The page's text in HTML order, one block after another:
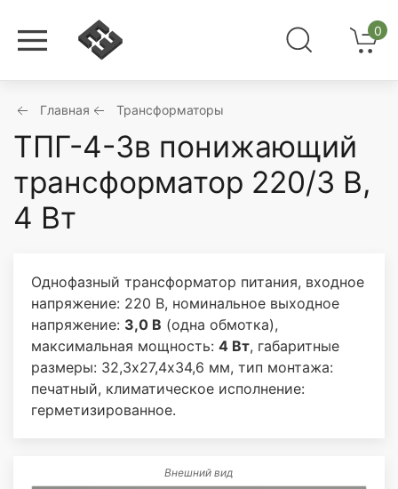
0
Главная Трансформаторы
ТПГ-4-3в понижающий
трансформатор 220/3 В,
4 Вт
Однофазный трансформатор питания, входное
напряжение: 220 В, номинальное выходное
напряжение: 3,0 В (одна обмотка),
максимальная мощность: 4 Вт, габаритные
размеры: 32,3х27,4х34,6 мм, тип монтажа:
печатный, климатическое исполнение:
герметизированное.
Внешний вид